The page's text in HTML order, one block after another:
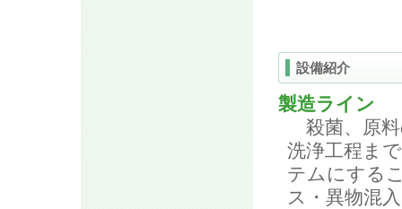
設備紹介
製造ライン
殺菌、原料
洗浄工程ま
テムにする
ス・異物混